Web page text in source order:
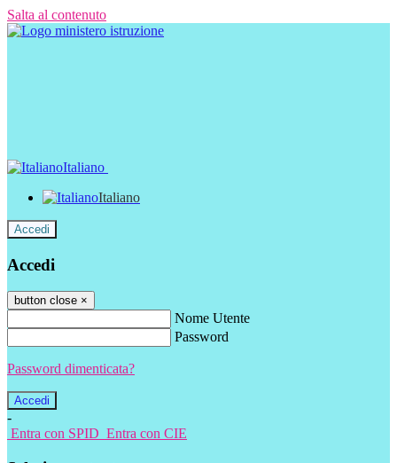
Salta al contenuto
Italiano
Italiano
Accedi
Accedi
button close ×
Nome Utente
Password
Password dimenticata?
-
Entra con SPID Entra con CIE